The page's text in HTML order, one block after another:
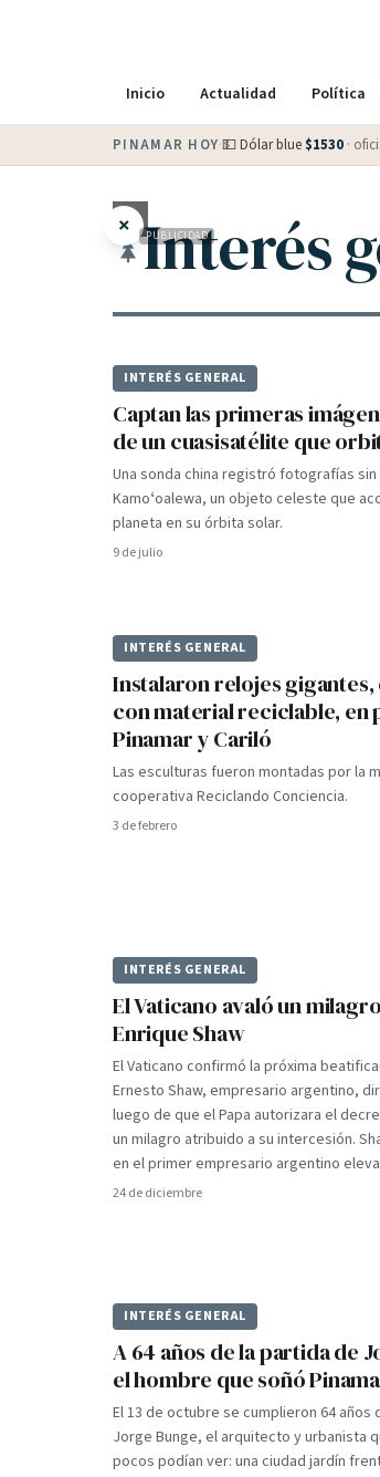
Inicio Actualidad Política
PINAMAR HOY·💵 Dólar blue $1530 ·
× PUBLICIDAD
Interés
INTERÉS GENERAL
Captan las primeras
de un cuasisatélite que
Una sonda china registró fotografías
Kamoʻoalewa, un objeto celeste que
planeta en su órbita solar.
9 de julio
INTERÉS GENERAL
Instalaron relojes
con material reciclable, en
Pinamar y Cariló
Las esculturas fueron montadas por la
cooperativa Reciclando Conciencia.
3 de febrero
INTERÉS GENERAL
El Vaticano avaló un
Enrique Shaw
El Vaticano confirmó la próxima
Ernesto Shaw, empresario argentino,
luego de que el Papa autorizara el
un milagro atribuido a su intercesión.
en el primer empresario argentino
24 de diciembre
INTERÉS GENERAL
A 64 años de la partida de
el hombre que soñó
El 13 de octubre se cumplieron 64
Jorge Bunge, el arquitecto y urbanista
pocos podían ver: una ciudad jardín